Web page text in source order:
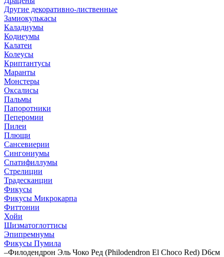
Другие декоративно-лиственные
Замиокулькасы
Каладиумы
Кодиеумы
Калатеи
Колеусы
Криптантусы
Маранты
Монстеры
Оксалисы
Пальмы
Папоротники
Пеперомии
Пилеи
Плющи
Сансевиерии
Сингониумы
Спатифиллумы
Стрелиции
Традесканции
Фикусы
Фикусы Микрокарпа
Фиттонии
Хойи
Шизматоглоттисы
Эпипремнумы
Фикусы Пумила
–Филодендрон Эль Чоко Ред (Philodendron El Choco Red) D6см